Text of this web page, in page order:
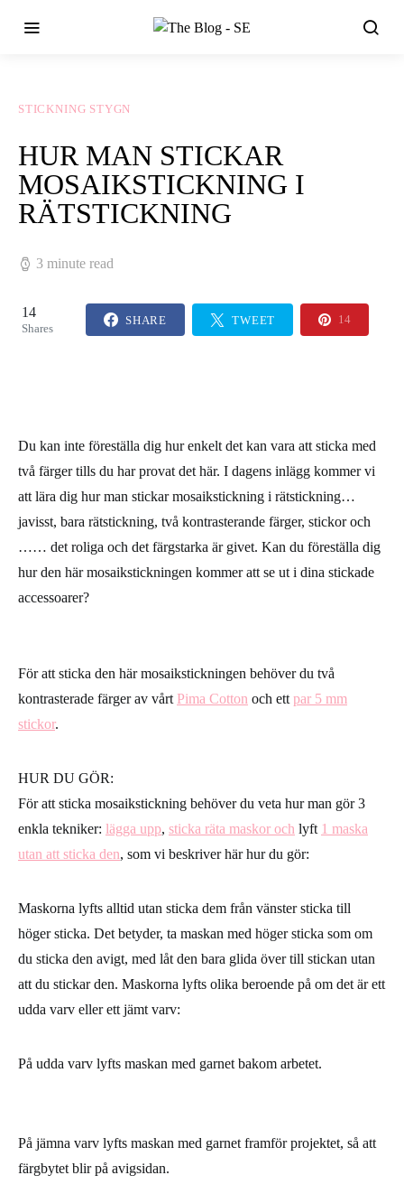
STICKNING STYGN
HUR MAN STICKAR
MOSAIKSTICKNING I
RÄTSTICKNING
3 minute read
14
Shares
SHARE TWEET 14
Du kan inte föreställa dig hur enkelt det kan vara att sticka med
två färger tills du har provat det här. I dagens inlägg kommer vi
att lära dig hur man stickar mosaikstickning i rätstickning…
javisst, bara rätstickning, två kontrasterande färger, stickor och
…… det roliga och det färgstarka är givet. Kan du föreställa dig
hur den här mosaikstickningen kommer att se ut i dina stickade
accessoarer?
För att sticka den här mosaikstickningen behöver du två
kontrasterade färger av vårt Pima Cotton och ett par 5 mm
stickor.
HUR DU GÖR:
För att sticka mosaikstickning behöver du veta hur man gör 3
enkla tekniker: lägga upp, sticka räta maskor och lyft 1 maska
utan att sticka den, som vi beskriver här hur du gör:
Maskorna lyfts alltid utan sticka dem från vänster sticka till
höger sticka. Det betyder, ta maskan med höger sticka som om
du sticka den avigt, med låt den bara glida över till stickan utan
att du stickar den. Maskorna lyfts olika beroende på om det är ett
udda varv eller ett jämt varv:
På udda varv lyfts maskan med garnet bakom arbetet.
På jämna varv lyfts maskan med garnet framför projektet, så att
färgbytet blir på avigsidan.